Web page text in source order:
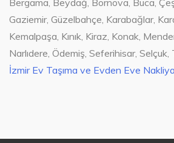
Gaziemir, Güzelbahçe, Karabağlar,
Kemalpaşa, Kınık, Kiraz, Konak,
Narlıdere, Ödemiş, Seferihisar, Selçuk,
İzmir Ev Taşıma ve Evden Eve